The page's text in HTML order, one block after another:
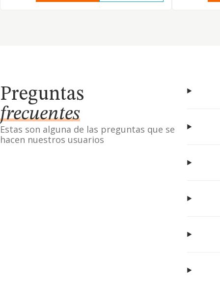
Preguntas
frecuentes
Estas son alguna de las preguntas que se
hacen nuestros usuarios